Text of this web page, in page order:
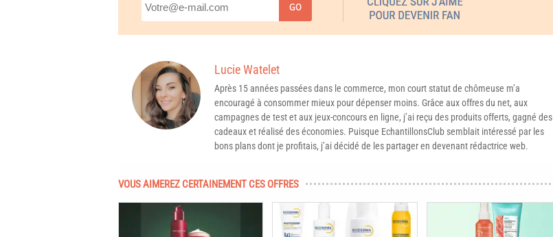
GO
Lucie Watelet
Après 15 années passées dans le commerce, mon court statut de chômeuse m’a
encouragé à consommer mieux pour dépenser moins. Grâce aux offres du net, aux
campagnes de test et aux jeux-concours en ligne, j’ai reçu des produits offerts, gagné des
cadeaux et réalisé des économies. Puisque EchantillonsClub semblait intéressé par les
bons plans dont je profitais, j’ai décidé de les partager en devenant rédactrice web.
VOUS AIMEREZ CERTAINEMENT CES OFFRES